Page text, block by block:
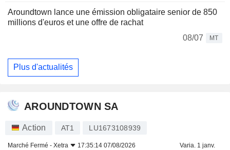
Aroundtown lance une émission obligataire senior de 850
millions d'euros et une offre de rachat
08/07
MT
Plus d'actualités
AROUNDTOWN SA
Action AT1 LU1673108939
Marché Fermé - Xetra 17:35:14 07/08/2026 Varia. 1 janv.